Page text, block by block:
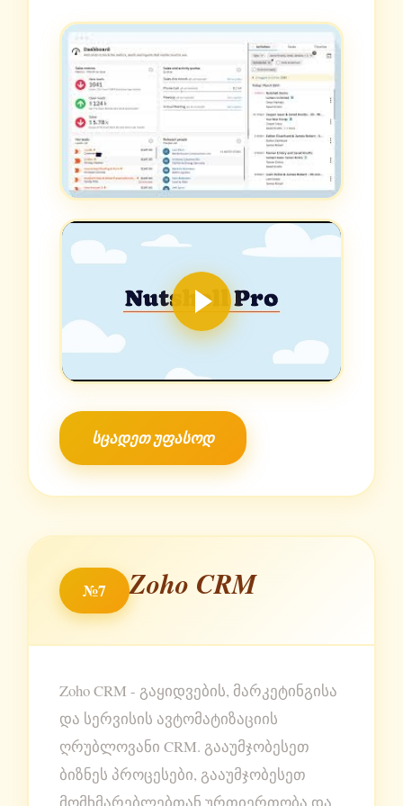
სცადეთ უფასოდ
№7 Zoho CRM
Zoho CRM - გაყიდვების, მარკეტინგისა
და სერვისის ავტომატიზაციის
ღრუბლოვანი CRM. გააუმჯობესეთ
ბიზნეს პროცესები, გააუმჯობესეთ